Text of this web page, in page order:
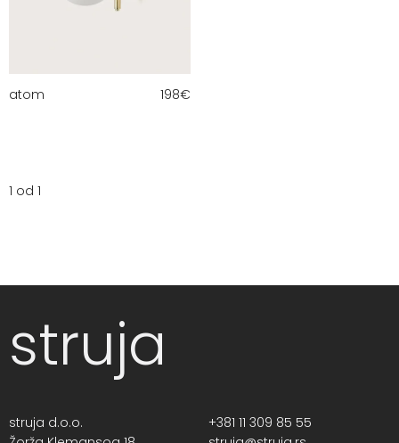
atom 198€
1 od 1
struja
struja d.o.o.
+381 11 309 85 55